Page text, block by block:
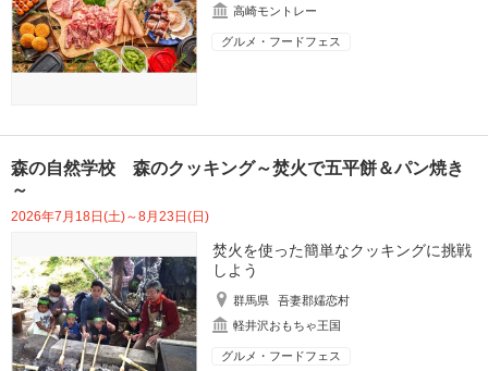
高崎モントレー
グルメ・フードフェス
森の自然学校 森のクッキング～焚火で五平餅＆パン焼き
～
2026年7月18日(土)～8月23日(日)
焚火を使った簡単なクッキングに挑戦
しよう
群馬県
吾妻郡嬬恋村
軽井沢おもちゃ王国
グルメ・フードフェス